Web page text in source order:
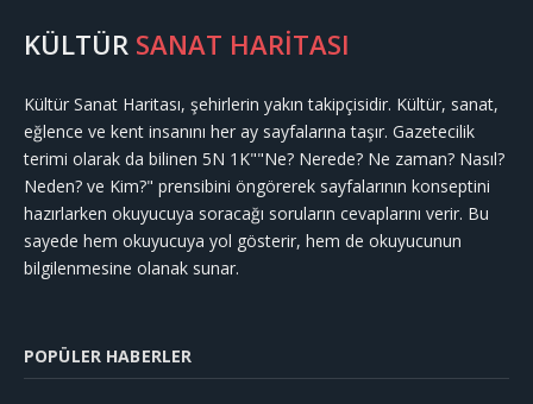
KÜLTÜR SANAT HARİTASI
Kültür Sanat Haritası, şehirlerin yakın takipçisidir. Kültür, sanat,
eğlence ve kent insanını her ay sayfalarına taşır. Gazetecilik
terimi olarak da bilinen 5N 1K""Ne? Nerede? Ne zaman? Nasıl?
Neden? ve Kim?" prensibini öngörerek sayfalarının konseptini
hazırlarken okuyucuya soracağı soruların cevaplarını verir. Bu
sayede hem okuyucuya yol gösterir, hem de okuyucunun
bilgilenmesine olanak sunar.
POPÜLER HABERLER